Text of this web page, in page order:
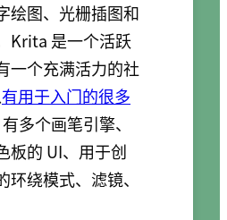
绘图、光栅插图和
Krita 是一个活跃
一个充满活力的社
有用于入门的很多
多个画笔引擎、
板的 UI、用于创
环绕模式、滤镜、